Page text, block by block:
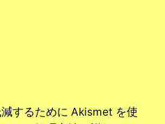
するために Akismet を使